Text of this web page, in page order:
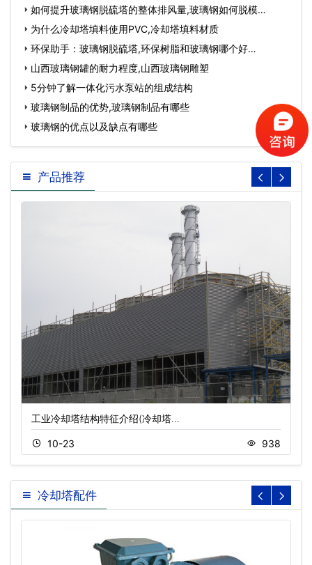
如何提升玻璃钢脱硫塔的整体排风量,玻璃钢如何脱模…
为什么冷却塔填料使用PVC,冷却塔填料材质
环保助手：玻璃钢脱硫塔,环保树脂和玻璃钢哪个好…
山西玻璃钢罐的耐力程度,山西玻璃钢雕塑
5分钟了解一体化污水泵站的组成结构
玻璃钢制品的优势,玻璃钢制品有哪些
玻璃钢的优点以及缺点有哪些
产品推荐
工业冷却塔结构特征介绍(冷却塔…
10-23 938
冷却塔配件